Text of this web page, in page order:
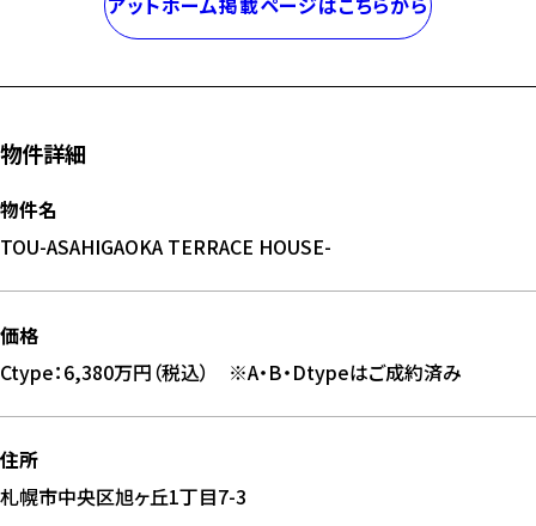
物件詳細
物件名
TOU-ASAHIGAOKA TERRACE HOUSE-
価格
Ctype：6,380万円（税込） ※A・B・Dtypeはご成約済み
住所
札幌市中央区旭ヶ丘1丁目7-3